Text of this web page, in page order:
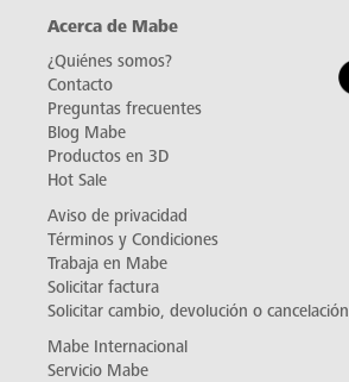
Acerca de Mabe
¿Quiénes somos?
Contacto
Preguntas frecuentes
Blog Mabe
Productos en 3D
Hot Sale
Aviso de privacidad
Términos y Condiciones
Trabaja en Mabe
Solicitar factura
Solicitar cambio, devolución o cancelación
Mabe Internacional
Servicio Mabe